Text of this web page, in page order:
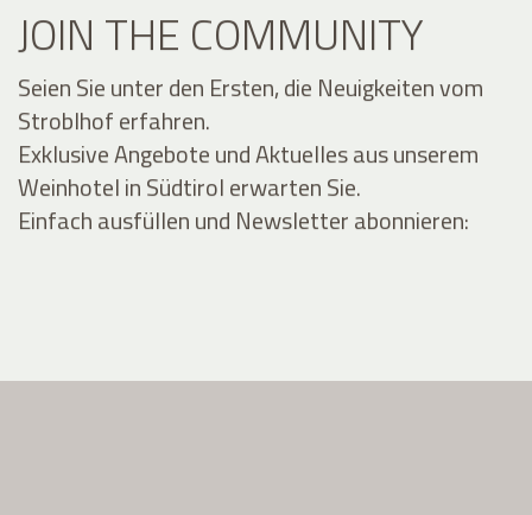
JOIN THE COMMUNITY
Seien Sie unter den Ersten, die Neuigkeiten vom
Stroblhof erfahren.
Exklusive Angebote und Aktuelles aus unserem
Weinhotel in Südtirol erwarten Sie.
Einfach ausfüllen und Newsletter abonnieren: